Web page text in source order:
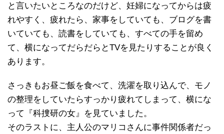
と言いたいところなのだけど、妊婦になってからは疲
れやすく、疲れたら、家事をしていても、ブログを書
いていても、読書をしていても、すべての手を留め
て、横になってだらだらとTVを見たりすることが良く
あります。
さっきもお昼ご飯を食べて、洗濯を取り込んで、モノ
の整理をしていたらすっかり疲れてしまって、横にな
って『科捜研の女』を見ていました。
そのラストに、主人公のマリコさんに事件関係者だっ